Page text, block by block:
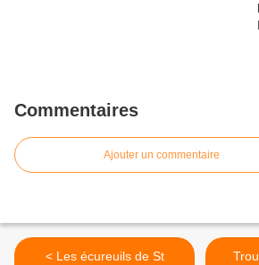
Commentaires
Ajouter un commentaire
< Les écureuils de St